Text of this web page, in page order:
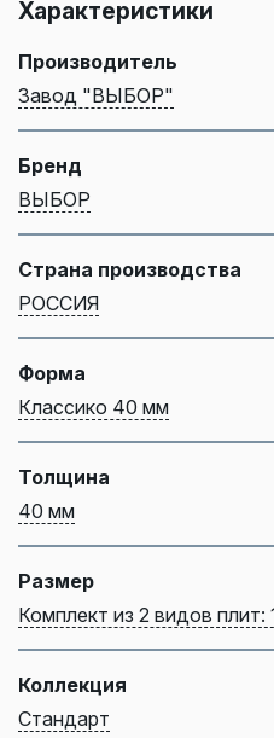
Характеристики
Производитель
Завод "ВЫБОР"
Бренд
ВЫБОР
Страна производства
РОССИЯ
Форма
Классико 40 мм
Толщина
40 мм
Размер
Комплект из 2 видов плит:
Коллекция
Стандарт